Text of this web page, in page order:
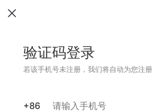
验证码登录
若该手机号未注册，我们将自动为您注册
+86